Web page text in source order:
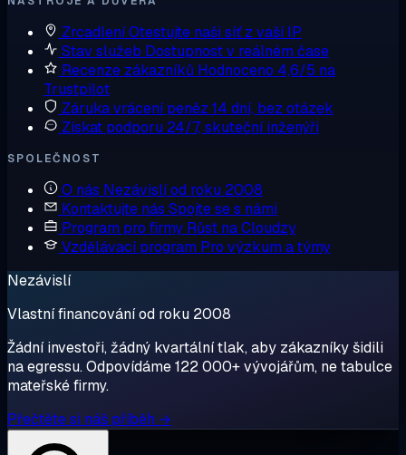
ZrcadleníOtestujte naši síť z vaší IP
Stav služeb Dostupnost v reálném čase
Recenze zákazníků Hodnoceno 4,6/5 na
Trustpilot
Záruka vrácení peněz 14 dní, bez otázek
Získat podporu 24/7, skuteční inženýři
SPOLEČNOST
O nás Nezávislí od roku 2008
Kontaktujte nás Spojte se s námi
Program pro firmy Růst na Cloudzy
Vzdělávací program Pro výzkum a týmy
Nezávislí
Vlastní financování od roku 2008
Žádní investoři, žádný kvartální tlak, aby zákazníky šidili
na egressu. Odpovídáme 122 000+ vývojářům, ne tabulce
mateřské firmy.
Přečtěte si náš příběh →